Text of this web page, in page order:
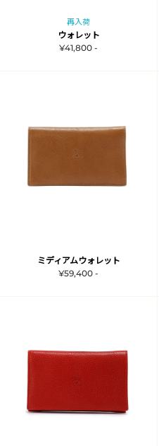
再入荷
ウォレット
¥41,800 -
ミディアムウォレット
¥59,400 -